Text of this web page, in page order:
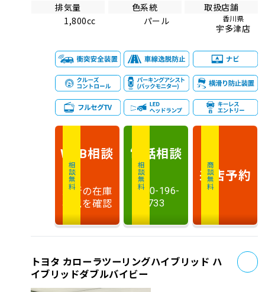
排気量
1,800cc
色系統
パール
取扱店舗
香川県
宇多津店
相談無料
WEB相談
最新の在庫
状況を確認
相談無料
電話相談
0120-196-
733
商談無料
来店予約
トヨタ カローラツーリングハイブリッド ハ
イブリッドダブルバイビー